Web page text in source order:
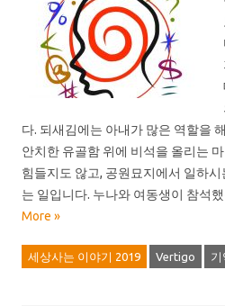
다. 되새김에는 아내가 많은 역할을
안치한 유골함 위에 비석을 올리는
힘들지도 않고, 공원묘지에서 일하
는 일입니다. 누나와 여동생이 참석
More »
세상사는 이야기 2019 Vertigo 기